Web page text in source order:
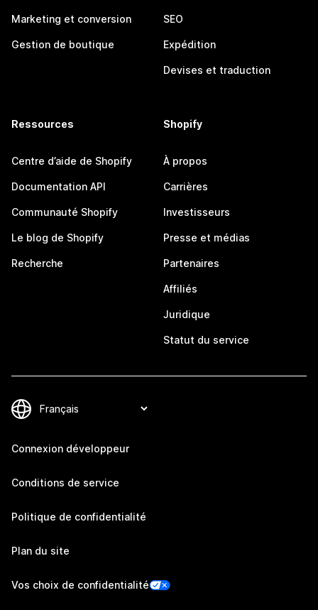
Marketing et conversion
Gestion de boutique
SEO
Expédition
Devises et traduction
Ressources
Centre d’aide de Shopify
Documentation API
Communauté Shopify
Le blog de Shopify
Recherche
Shopify
À propos
Carrières
Investisseurs
Presse et médias
Partenaires
Affiliés
Juridique
Statut du service
Connexion développeur
Conditions de service
Politique de confidentialité
Plan du site
Vos choix de confidentialité